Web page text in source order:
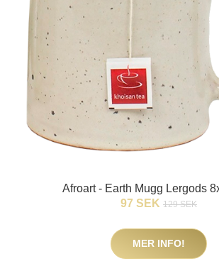
Afroart - Earth Mugg Lergods
97 SEK 129 SEK
MER INFO!